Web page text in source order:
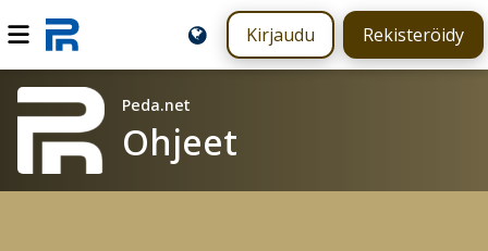
Kirjaudu Rekisteröidy
Peda.net
Ohjeet